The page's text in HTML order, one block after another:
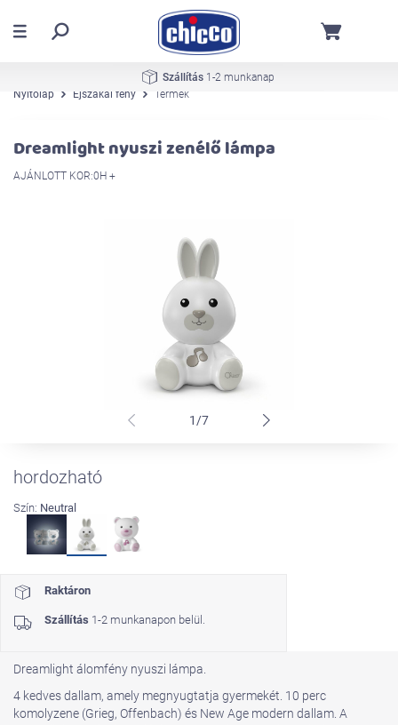
Szállítás 1-2 munkanap
Nyitólap
Éjszakai fény Termék
Dreamlight nyuszi zenélő lámpa
AJÁNLOTT KOR:0H +
1/7
hordozható
Szín: Neutral
Raktáron
Szállítás 1-2 munkanapon belül.
Dreamlight álomfény nyuszi lámpa.
4 kedves dallam, amely megnyugtatja gyermekét. 10 perc
komolyzene (Grieg, Offenbach) és New Age modern dallam. A